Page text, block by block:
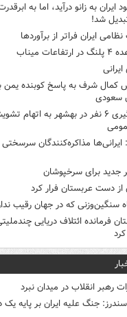
ایران به زانو درآید، اما به
شد!
ایران فراتر از برآوردها
میناب
کمال شرف به پاسخ کوبنده یمن
سعودی
دستگیری ۶ نفر در بهشهر به اتهام
مذاکره‌کنندگان سرسختی
جدید برای سرخپوشان
دست عربستان فرار کرد
سنگین‌وزنی که در جهان رقیب
فرمانده ائتلاف دریایی
رهبر انقلاب در میدان نبرد
جنگ علیه ایران بر پایه یک